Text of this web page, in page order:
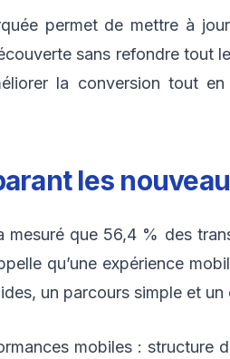
permet de mettre à
sans refondre tout
la conversion tout
les
que 56,4 % des
qu’une expérience
un parcours simple et
mobiles : structure